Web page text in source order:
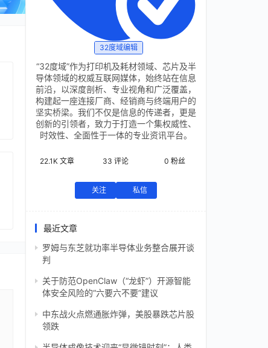
32度域编辑
“32度域”作为打印机及耗材领域、芯片及半
导体领域的权威互联网媒体，始终站在信息
前沿，以深度剖析、专业视角和广泛覆盖，
构建起一座连接厂商、经销商与终端用户的
坚实桥梁。我们不仅是信息的传递者，更是
创新的引领者，致力于打造一个集权威性、
时效性、全面性于一体的专业资讯平台。
22.1K 文章 33 评论 0 粉丝
关注 私信
最近文章
罗姆与东芝就功率半导体业务整合展开谈
判
关于防范OpenClaw（“龙虾”）开源智能
体安全风险的“六要六不要”建议
中东战火点燃通胀炸弹，美股暴跌芯片股
领跌